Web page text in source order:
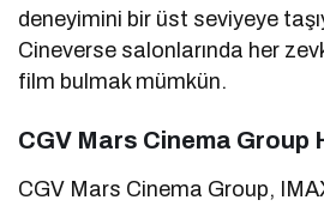
deneyimini bir üst seviyeye
Cineverse salonlarında her
film bulmak mümkün.
CGV Mars Cinema Group
CGV Mars Cinema Group,